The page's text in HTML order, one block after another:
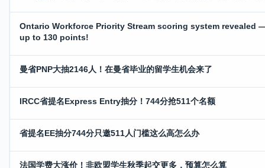
Ontario Workforce Priority Stream scoring system revealed
up to 130 points!
曼省PNP大抽2146人！在曼省毕业的留学生机会来了
IRCC省提名Express Entry抽分！744分抢511个名额
省提名EE抽分744分只邀511人门槛这么高怎么办
法国学费大涨价！非欧盟学生秋季起交更多，预算怎么算